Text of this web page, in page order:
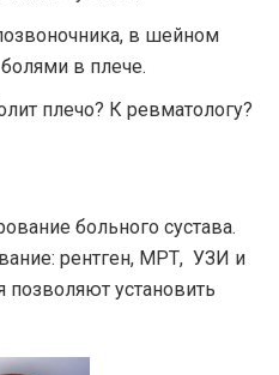
в шейном
в плече.
плечо? К ревматологу?
больного сустава.
рентген, МРТ, УЗИ и
установить